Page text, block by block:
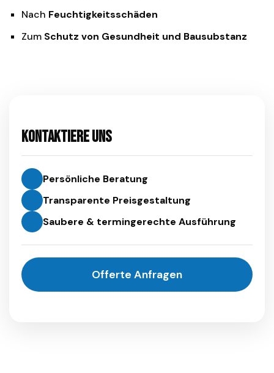
Nach Feuchtigkeitsschäden
Zum Schutz von Gesundheit und Bausubstanz
Kontaktiere uns
Persönliche Beratung
Transparente Preisgestaltung
Saubere & termingerechte Ausführung
Offerte Anfragen